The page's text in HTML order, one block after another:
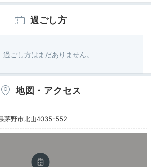
過ごし方
地図・アクセス
茅野市北山4035-552